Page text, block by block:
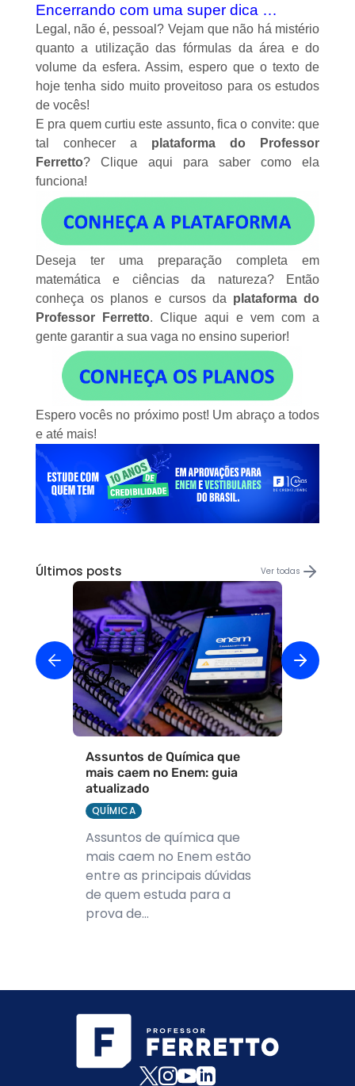
Encerrando com uma super dica …
Legal, não é, pessoal? Vejam que não há mistério
quanto a utilização das fórmulas da área e do
volume da esfera. Assim, espero que o texto de
hoje tenha sido muito proveitoso para os estudos
de vocês!
E pra quem curtiu este assunto, fica o convite:que
tal conhecer a plataforma do Professor
Ferretto? Clique aqui para saber como ela
funciona!
Deseja ter uma preparação completa em
matemática e ciências da natureza? Então
conheça os planos e cursos da plataforma do
Professor Ferretto. Clique aqui e vem com a
gente garantir a sua vaga no ensino superior!
Espero vocês no próximo post! Um abraço a todos
e até mais!
Últimos posts Ver todas
Assuntos de Química que
mais caem no Enem: guia
atualizado
QUÍMICA
Assuntos de química que
mais caem no Enem estão
entre as principais dúvidas
de quem estuda para a
prova de...